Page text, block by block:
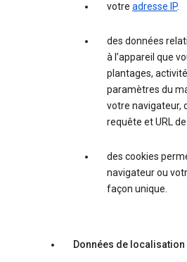
votre adresse IP.
des données
à l’appareil que
plantages,
paramètres du
votre navigateur,
requête et URL
des cookies
navigateur ou
façon unique.
Données de localisation